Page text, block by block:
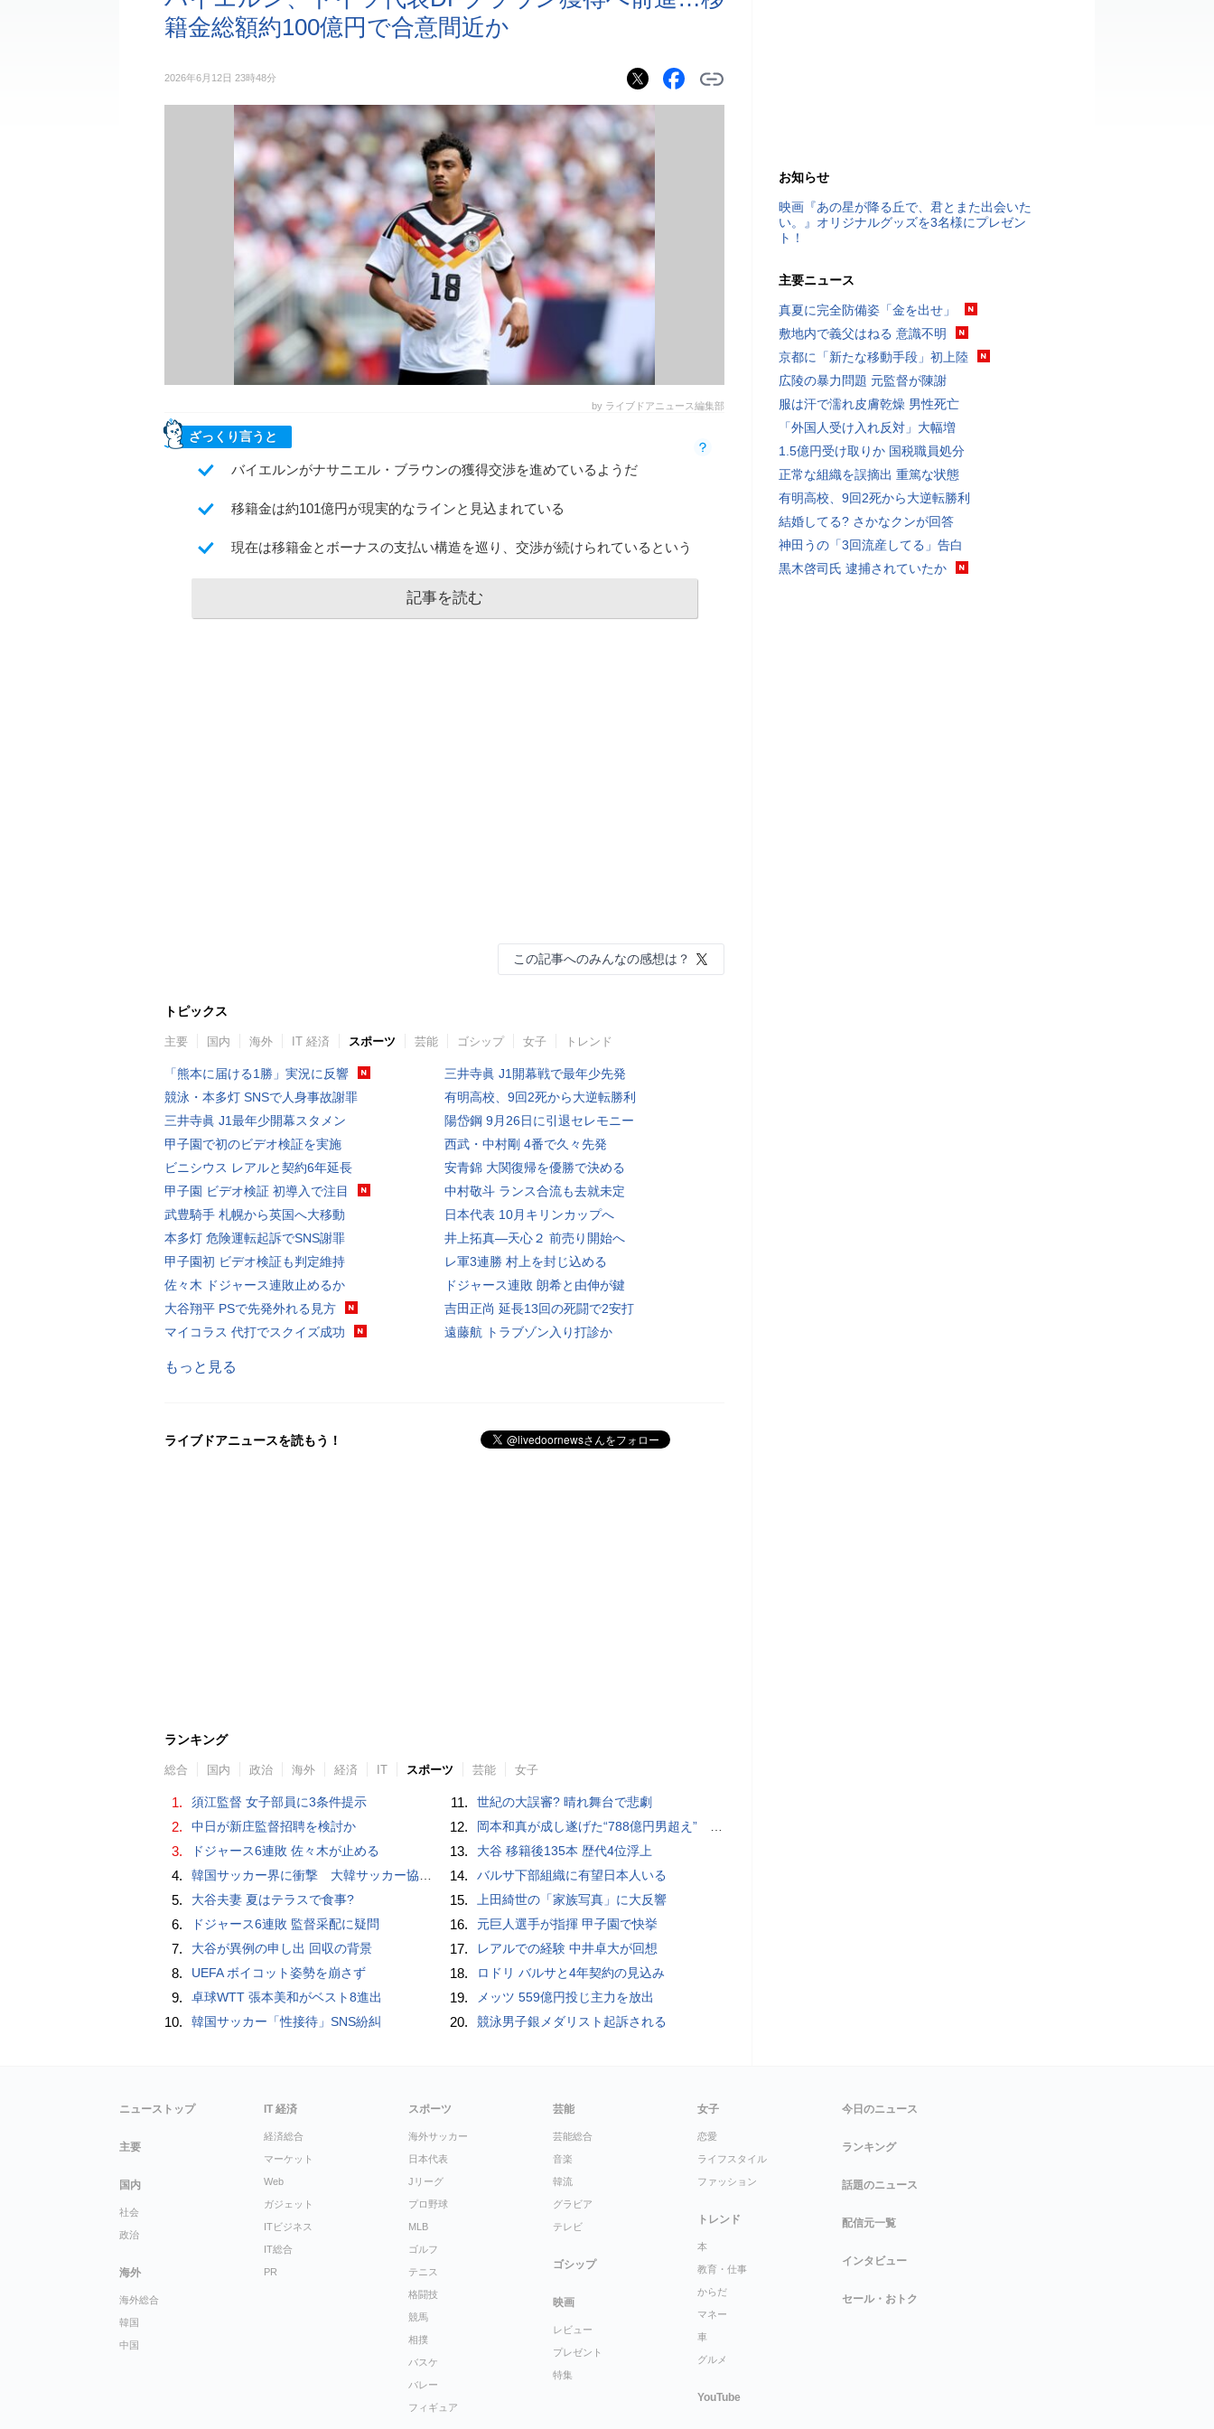
籍金総額約100億円で合意間近か
2026年6月12日 23時48分
by ライブドアニュース編集部
ざっくり言うと
バイエルンがナサニエル・ブラウンの獲得交渉を進めているようだ
移籍金は約101億円が現実的なラインと見込まれている
現在は移籍金とボーナスの支払い構造を巡り、交渉が続けられているという
記事を読む
この記事へのみんなの感想は？
トピックス
主要 国内 海外 IT 経済 スポーツ 芸能 ゴシップ 女子 トレンド
「熊本に届ける1勝」実況に反響
競泳・本多灯 SNSで人身事故謝罪
三井寺眞 J1最年少開幕スタメン
甲子園で初のビデオ検証を実施
ビニシウス レアルと契約6年延長
甲子園 ビデオ検証 初導入で注目
武豊騎手 札幌から英国へ大移動
本多灯 危険運転起訴でSNS謝罪
甲子園初 ビデオ検証も判定維持
佐々木 ドジャース連敗止めるか
大谷翔平 PSで先発外れる見方
マイコラス 代打でスクイズ成功
三井寺眞 J1開幕戦で最年少先発
有明高校、9回2死から大逆転勝利
陽岱鋼 9月26日に引退セレモニー
西武・中村剛 4番で久々先発
安青錦 大関復帰を優勝で決める
中村敬斗 ランス合流も去就未定
日本代表 10月キリンカップへ
井上拓真―天心２ 前売り開始へ
レ軍3連勝 村上を封じ込める
ドジャース連敗 朗希と由伸が鍵
吉田正尚 延長13回の死闘で2安打
遠藤航 トラブゾン入り打診か
もっと見る
ライブドアニュースを読もう！
ランキング
総合 国内 政治 海外 経済 IT スポーツ 芸能 女子
1. 須江監督 女子部員に3条件提示
2. 中日が新庄監督招聘を検討か
3. ドジャース6連敗 佐々木が止める
4. 韓国サッカー界に衝撃 大韓サッカー協会に外国人審判への“性的接待”疑惑 韓国メディアが報道
5. 大谷夫妻 夏はテラスで食事?
6. ドジャース6連敗 監督采配に疑問
7. 大谷が異例の申し出 回収の背景
8. UEFA ボイコット姿勢を崩さず
9. 卓球WTT 張本美和がベスト8進出
10. 韓国サッカー「性接待」SNS紛糾
11. 世紀の大誤審? 晴れ舞台で悲劇
12. 岡本和真が成し遂げた“788億円男超え” いつのまにか「3位」…見据える球団記録更新
13. 大谷 移籍後135本 歴代4位浮上
14. バルサ下部組織に有望日本人いる
15. 上田綺世の「家族写真」に大反響
16. 元巨人選手が指揮 甲子園で快挙
17. レアルでの経験 中井卓大が回想
18. ロドリ バルサと4年契約の見込み
19. メッツ 559億円投じ主力を放出
20. 競泳男子銀メダリスト起訴される
お知らせ
映画『あの星が降る丘で、君とまた出会いた
い。』オリジナルグッズを3名様にプレゼン
ト！
主要ニュース
真夏に完全防備姿「金を出せ」
敷地内で義父はねる 意識不明
京都に「新たな移動手段」初上陸
広陵の暴力問題 元監督が陳謝
服は汗で濡れ皮膚乾燥 男性死亡
「外国人受け入れ反対」大幅増
1.5億円受け取りか 国税職員処分
正常な組織を誤摘出 重篤な状態
有明高校、9回2死から大逆転勝利
結婚してる? さかなクンが回答
神田うの「3回流産してる」告白
黒木啓司氏 逮捕されていたか
ニューストップ
主要
国内
社会
政治
海外
海外総合
韓国
中国
IT 経済
経済総合
マーケット
Web
ガジェット
ITビジネス
IT総合
PR
スポーツ
海外サッカー
日本代表
Jリーグ
プロ野球
MLB
ゴルフ
テニス
格闘技
競馬
相撲
バスケ
バレー
フィギュア
芸能
芸能総合
音楽
韓流
グラビア
テレビ
ゴシップ
映画
レビュー
プレゼント
特集
女子
恋愛
ライフスタイル
ファッション
トレンド
本
教育・仕事
からだ
マネー
車
グルメ
YouTube
今日のニュース
ランキング
話題のニュース
配信元一覧
インタビュー
セール・おトク